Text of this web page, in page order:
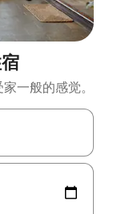
一般的感觉。
过点击或滑动手势